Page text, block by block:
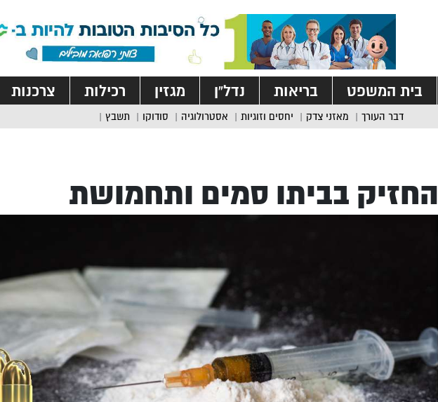
בית המשפט בריאות נדל”ן מגזין רכילות צרכנות
דבר העורך מאזני צדק יחסים וזוגיות אסטרולוגיה סודוקו תשבץ
החזיק בביתו סמים ותחמושת